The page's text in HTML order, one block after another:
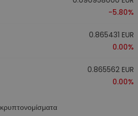
-5.80%
0.865431 EUR
0.00%
0.865562 EUR
0.00%
κρυπτονομίσματα